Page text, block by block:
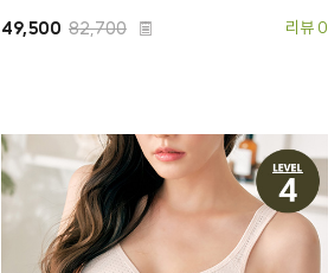
49,500 82,700 리뷰 0